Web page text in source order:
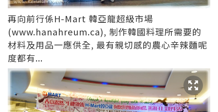
再向前行係H-Mart 韓亞龍超級市場
(www.hanahreum.ca), 制作韓國料理所需要的
材料及用品一應供全, 最有親切感的農心辛辣麵呢
度都有...